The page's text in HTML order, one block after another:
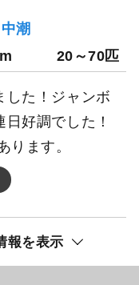
潮
20～70匹
した！ジャンボ
好調でした！
ります。
報を表示